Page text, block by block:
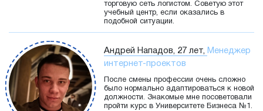
торговую сеть логистом. Советую этот
учебный центр, если оказались в
подобной ситуации.
Андрей Нападов, 27 лет, Менеджер
интернет-проектов
После смены профессии очень сложно
было нормально адаптироваться к новой
должности. Знакомые мне посоветовали
пройти курс в Университете Бизнеса №1.